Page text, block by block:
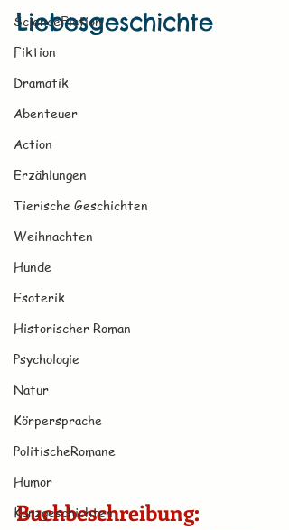
ScienceFiction
Fiktion
Dramatik
Abenteuer
Action
Erzählungen
Tierische Geschichten
Weihnachten
Hunde
Esoterik
Historischer Roman
Psychologie
Natur
Körpersprache
PolitischeRomane
Humor
Kurzgeschichten
Liebesgeschichte
Buchbeschreibung: